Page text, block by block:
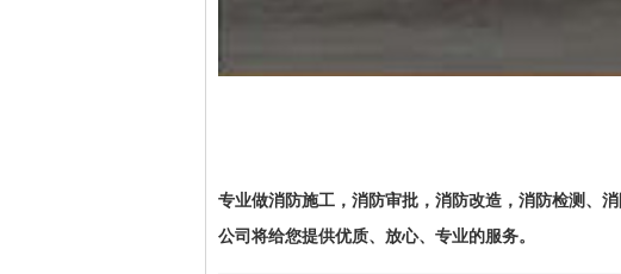
专业做消防施工，消防审批，消防改造，消防检测、
公司将给您提供优质、放心、专业的服务。